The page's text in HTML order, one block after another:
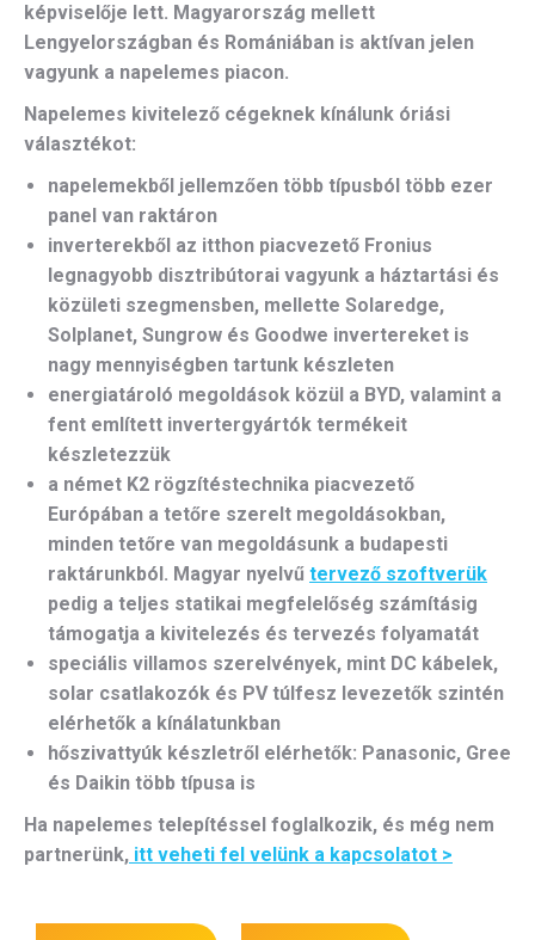
képviselője lett. Magyarország mellett
Lengyelországban és Romániában is aktívan jelen
vagyunk a napelemes piacon.
Napelemes kivitelező cégeknek kínálunk óriási
választékot:
napelemekből jellemzően több típusból több ezer
panel van raktáron
inverterekből az itthon piacvezető Fronius
legnagyobb disztribútorai vagyunk a háztartási és
közületi szegmensben, mellette Solaredge,
Solplanet, Sungrow és Goodwe invertereket is
nagy mennyiségben tartunk készleten
energiatároló megoldások közül a BYD, valamint a
fent említett invertergyártók termékeit
készletezzük
a német K2 rögzítéstechnika piacvezető
Európában a tetőre szerelt megoldásokban,
minden tetőre van megoldásunk a budapesti
raktárunkból. Magyar nyelvű tervező szoftverük
pedig a teljes statikai megfelelőség számításig
támogatja a kivitelezés és tervezés folyamatát
speciális villamos szerelvények, mint DC kábelek,
solar csatlakozók és PV túlfesz levezetők szintén
elérhetők a kínálatunkban
hőszivattyúk készletről elérhetők: Panasonic, Gree
és Daikin több típusa is
Ha napelemes telepítéssel foglalkozik, és még nem
partnerünk, itt veheti fel velünk a kapcsolatot >